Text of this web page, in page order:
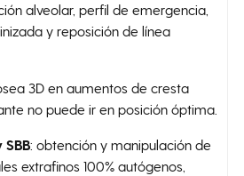
alveolar, perfil de emergencia,
y reposición de línea
3D en aumentos de cresta
no puede ir en posición óptima.
: obtención y manipulación de
extrafinos 100% autógenos,